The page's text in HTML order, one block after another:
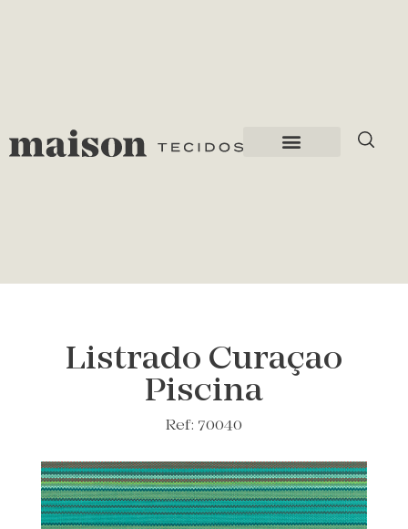
Listrado Curaçao
Piscina
Ref: 70040